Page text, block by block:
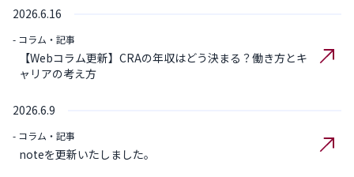
2026.6.16
- コラム・記事
【Webコラム更新】CRAの年収はどう決まる？働き方とキ
ャリアの考え方
2026.6.9
- コラム・記事
noteを更新いたしました。